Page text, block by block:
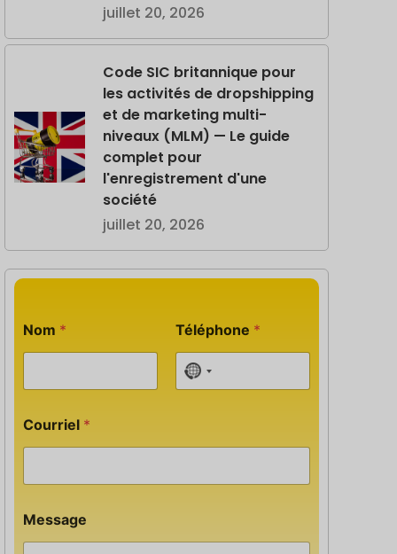
juillet 20, 2026
Code SIC britannique pour
les activités de dropshipping
et de marketing multi-
niveaux (MLM) — Le guide
complet pour
l'enregistrement d'une
société
juillet 20, 2026
Nom * Téléphone *
No country selected
e
s
a
e
M
e
Courriel *
Message